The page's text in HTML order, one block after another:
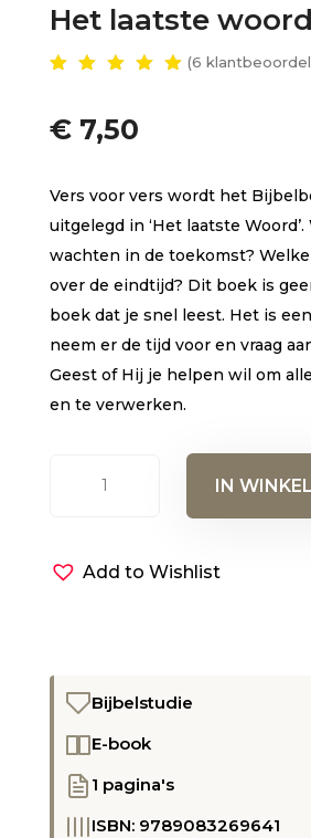
Het laatste
5.00
op 5
waarder
ingen
(6
€7,50
Vers voor vers wordt het
uitgelegd in ‘Het laatste
wachten in de toekomst?
over de eindtijd? Dit boek is
boek dat je snel leest. Het is
neem er de tijd voor en vraag
Geest of Hij je helpen wil om
en te verwerken.
book)
IN
Add to Wishlist
Bijbelstudie
E-book
1 pagina's
ISBN: 9789083269641